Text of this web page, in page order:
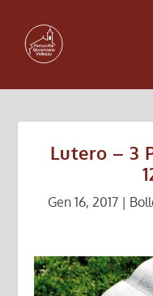
Lutero – 3
Gen 16, 2017 |